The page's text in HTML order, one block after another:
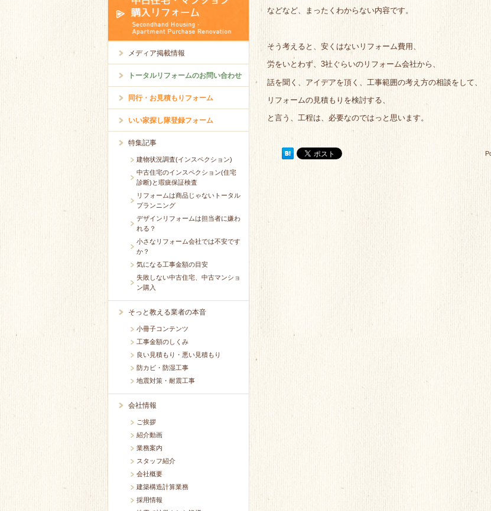
などなど、まったくわからない内容です。
そう考えると、安くはないリフォーム費用、
労をいとわず、3社ぐらいのリフォーム会社から、
話を聞く、アイデアを頂く、工事範囲の考え方の相談をして、
リフォームの見積もりを検討する、
と言う、工程は、必要なのではっと思います。
メディア掲載情報
トータルリフォームのお問い合わせ
同行・お見積もりフォーム
いい家探し隊登録フォーム
特集記事
建物状況調査(インスペクション)
中古住宅のインスペクション(住宅
診断)と瑕疵保証検査
リフォームは商品じゃないトータル
プランニング
デザインリフォームは担当者に嫌わ
れる？
小さなリフォーム会社では不安です
か？
気になる工事金額の目安
失敗しない中古住宅、中古マンショ
ン購入
そっと教える業者の本音
小冊子コンテンツ
工事金額のしくみ
良い見積もり・悪い見積もり
防カビ・防湿工事
地震対策・耐震工事
会社情報
ご挨拶
紹介動画
業務案内
スタッフ紹介
会社概要
建築構造計算業務
採用情報